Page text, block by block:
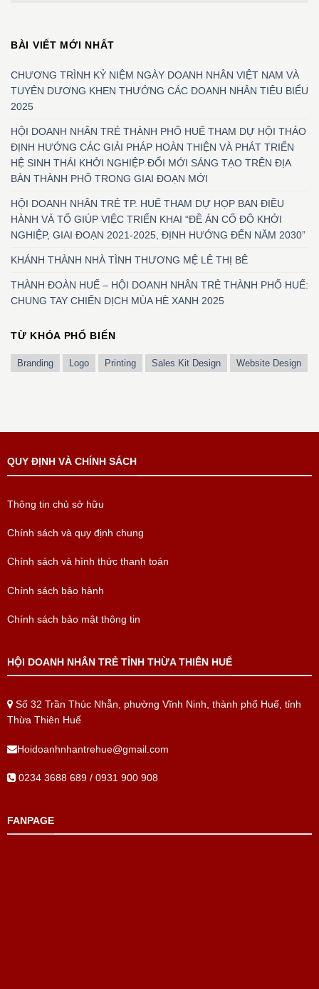
BÀI VIẾT MỚI NHẤT
CHƯƠNG TRÌNH KỶ NIỆM NGÀY DOANH NHÂN VIỆT NAM VÀ
TUYÊN DƯƠNG KHEN THƯỞNG CÁC DOANH NHÂN TIÊU BIỂU
2025
HỘI DOANH NHÂN TRẺ THÀNH PHỐ HUẾ THAM DỰ HỘI THẢO
ĐỊNH HƯỚNG CÁC GIẢI PHÁP HOÀN THIỆN VÀ PHÁT TRIỂN
HỆ SINH THÁI KHỞI NGHIỆP ĐỔI MỚI SÁNG TẠO TRÊN ĐỊA
BÀN THÀNH PHỐ TRONG GIAI ĐOẠN MỚI
HỘI DOANH NHÂN TRẺ TP. HUẾ THAM DỰ HỌP BAN ĐIỀU
HÀNH VÀ TỔ GIÚP VIỆC TRIỂN KHAI “ĐỀ ÁN CỐ ĐÔ KHỞI
NGHIỆP, GIAI ĐOẠN 2021-2025, ĐỊNH HƯỚNG ĐẾN NĂM 2030”
KHÁNH THÀNH NHÀ TÌNH THƯƠNG MỆ LÊ THỊ BÊ
THÀNH ĐOÀN HUẾ – HỘI DOANH NHÂN TRẺ THÀNH PHỐ HUẾ:
CHUNG TAY CHIẾN DỊCH MÙA HÈ XANH 2025
TỪ KHÓA PHỔ BIẾN
Branding Logo Printing Sales Kit Design Website Design
QUY ĐỊNH VÀ CHÍNH SÁCH
Thông tin chủ sở hữu
Chính sách và quy định chung
Chính sách và hình thức thanh toán
Chính sách bảo hành
Chính sách bảo mật thông tin
HỘI DOANH NHÂN TRẺ TỈNH THỪA THIÊN HUẾ
Số 32 Trần Thúc Nhẫn, phường Vĩnh Ninh, thành phố Huế, tỉnh
Thừa Thiên Huế
Hoidoanhnhantrehue@gmail.com
0234 3688 689 / 0931 900 908
FANPAGE